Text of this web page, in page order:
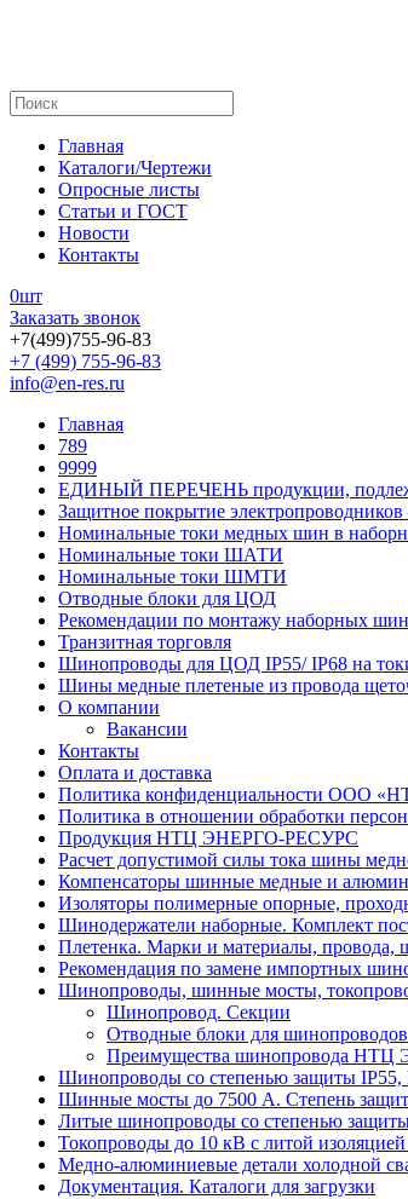
Главная
Каталоги/Чертежи
Опросные листы
Статьи и ГОСТ
Новости
Контакты
0шт
Заказать звонок
+7(499)755-96-83
+7 (499) 755-96-83
info@en-res.ru
Главная
789
9999
ЕДИНЫЙ ПЕРЕЧЕНЬ продукции,
Защитное покрытие
Номинальные токи медных шин в
Номинальные токи ШАТИ
Номинальные токи ШМТИ
Отводные блоки для ЦОД
Рекомендации по монтажу наборных
Транзитная торговля
Шинопроводы для ЦОД IP55/ IP68 на
Шины медные плетеные из провода
О компании
Вакансии
Контакты
Оплата и доставка
Политика конфиденциальности ООО
Политика в отношении обработки
Продукция НТЦ ЭНЕРГО-РЕСУРС
Расчет допустимой силы тока шины
Компенсаторы шинные медные и
Изоляторы полимерные опорные,
Шинодержатели наборные. Комплект
Плетенка. Марки и материалы, провода,
Рекомендация по замене импортных
Шинопроводы, шинные мосты,
Шинопровод. Секции
Отводные блоки для шинопроводов
Преимущества шинопровода НТЦ
Шинопроводы со степенью защиты IP55,
Шинные мосты до 7500 А. Степень
Литые шинопроводы со степенью
Токопроводы до 10 кВ с литой
Медно-алюминиевые детали холодной
Документация. Каталоги для загрузки